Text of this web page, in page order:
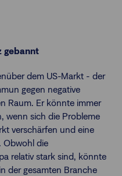
gebannt
dem US-Markt - der
gegen negative
Raum. Er könnte immer
wenn sich die Probleme
verschärfen und eine
Obwohl die
relativ stark sind, könnte
der gesamten Branche